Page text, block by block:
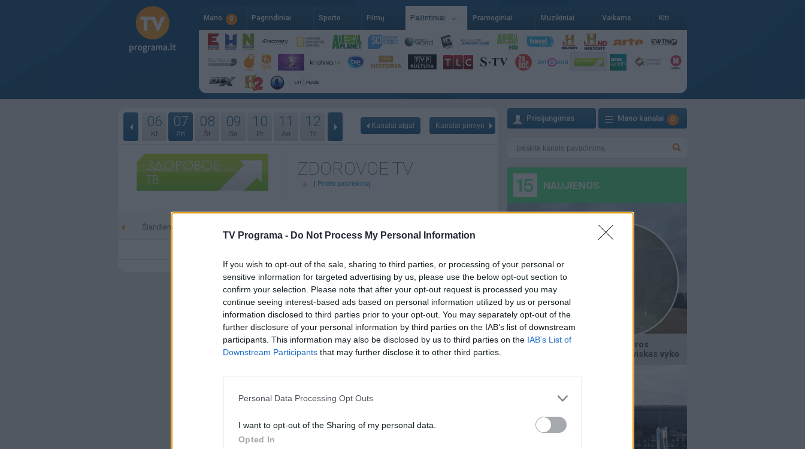
TV Programa - Do Not Process My Personal Information
If you wish to opt-out of the sale, sharing to third parties, or processing of your personal or
sensitive information for targeted advertising by us, please use the below opt-out section to
confirm your selection. Please note that after your opt-out request is processed you may
continue seeing interest-based ads based on personal information utilized by us or personal
information disclosed to third parties prior to your opt-out. You may separately opt-out of the
further disclosure of your personal information by third parties on the IAB’s list of downstream
participants. This information may also be disclosed by us to third parties on the IAB’s List of
Downstream Participants that may further disclose it to other third parties.
Personal Data Processing Opt Outs
I want to opt-out of the Sharing of my personal data.
Opted In
Mano 0 Pagrindiniai Sporto Filmų Pažintiniai Pramoginiai Muzikiniai Vaikams Kiti
06
Kt
07
Pn
08
Št
09
Se
10
Pr
11
An
12
Tr
Kanalai atgal Kanalai pirmyn
ZDOROVOE TV
| Pridėti pasirinkimą
Šiandien - 08-07
Prisijungimas Mano kanalai 0